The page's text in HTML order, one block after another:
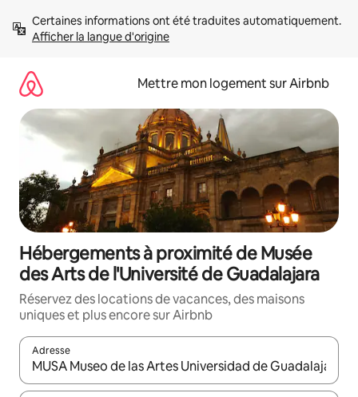
directement
Afficher la langue d'origine
Mettre mon logement sur Airbnb
Hébergements à proximité de Musée
des Arts de l'Université de Guadalajara
Réservez des locations de vacances, des maisons
uniques et plus encore sur Airbnb
Adresse
Lorsque les résultats s'affichent, utilisez les flèches vers le